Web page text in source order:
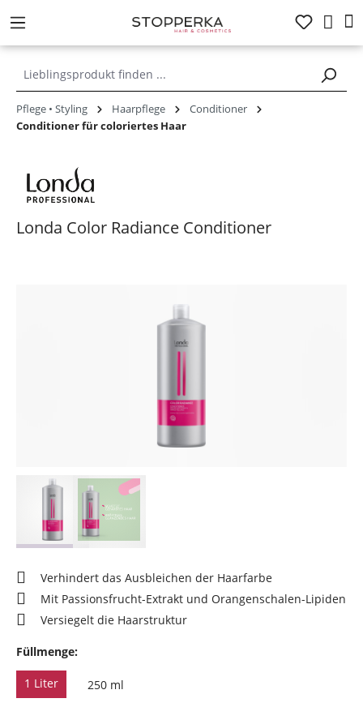
springen
Pflege • Styling Haarpflege
Conditioner
Conditioner für coloriertes Haar
Londa Color Radiance Conditioner
Verhindert das Ausbleichen der Haarfarbe
Mit Passionsfrucht-Extrakt und Orangenschalen-Lipiden
Versiegelt die Haarstruktur
Füllmenge:
1 Liter 250 ml